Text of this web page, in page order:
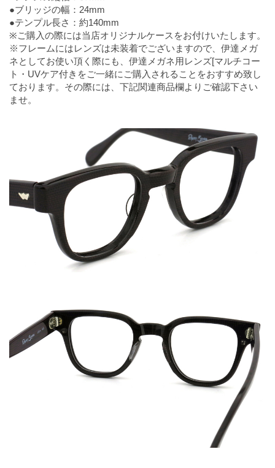
●ブリッジの幅：24mm
●テンプル長さ：約140mm
※ご購入の際には当店オリジナルケースをお付けいたします。
※フレームにはレンズは未装着でございますので、伊達メガ
ネとしてお使い頂く際にも、伊達メガネ用レンズ[マルチコー
ト・UVケア付きをご一緒にご購入されることをおすすめ致し
ております。その際には、下記関連商品欄よりご確認下さい
ませ。